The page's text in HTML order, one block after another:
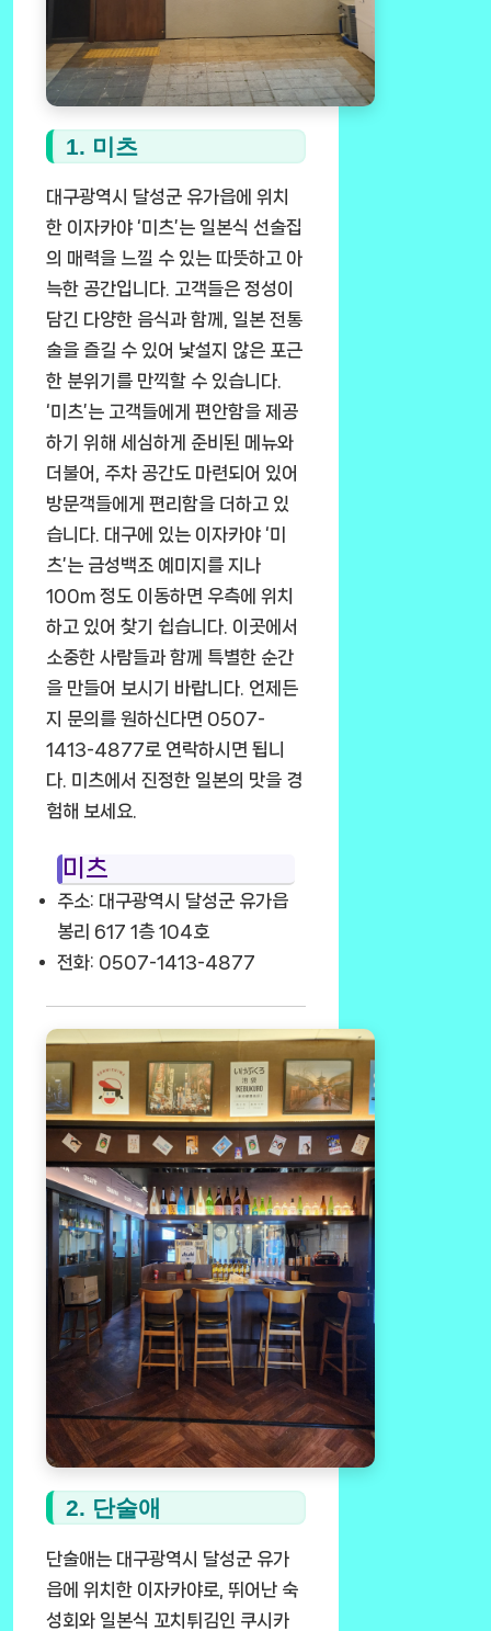
1. 미츠
대구광역시 달성군 유가읍에 위치
한 이자카야 ‘미츠’는 일본식 선술집
의 매력을 느낄 수 있는 따뜻하고 아
늑한 공간입니다. 고객들은 정성이
담긴 다양한 음식과 함께, 일본 전통
술을 즐길 수 있어 낯설지 않은 포근
한 분위기를 만끽할 수 있습니다.
‘미츠’는 고객들에게 편안함을 제공
하기 위해 세심하게 준비된 메뉴와
더불어, 주차 공간도 마련되어 있어
방문객들에게 편리함을 더하고 있
습니다. 대구에 있는 이자카야 ‘미
츠’는 금성백조 예미지를 지나
100m 정도 이동하면 우측에 위치
하고 있어 찾기 쉽습니다. 이곳에서
소중한 사람들과 함께 특별한 순간
을 만들어 보시기 바랍니다. 언제든
지 문의를 원하신다면 0507-
1413-4877로 연락하시면 됩니
다. 미츠에서 진정한 일본의 맛을 경
험해 보세요.
미츠
주소: 대구광역시 달성군 유가읍
봉리 617 1층 104호
전화: 0507-1413-4877
2. 단술애
단술애는 대구광역시 달성군 유가
읍에 위치한 이자카야로, 뛰어난 숙
성회와 일본식 꼬치튀김인 쿠시카